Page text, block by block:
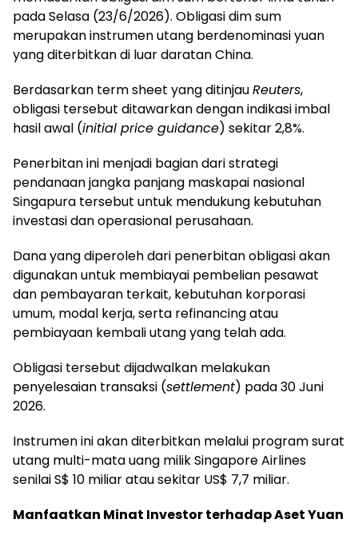
pada Selasa (23/6/2026). Obligasi dim sum
merupakan instrumen utang berdenominasi yuan
yang diterbitkan di luar daratan China.
Berdasarkan term sheet yang ditinjauReuters,
obligasi tersebut ditawarkan dengan indikasi imbal
hasil awal (initial price guidance) sekitar 2,8%.
Penerbitan ini menjadi bagian dari strategi
pendanaan jangka panjang maskapai nasional
Singapura tersebut untuk mendukung kebutuhan
investasi dan operasional perusahaan.
Dana yang diperoleh dari penerbitan obligasi akan
digunakan untuk membiayai pembelian pesawat
dan pembayaran terkait, kebutuhan korporasi
umum, modal kerja, serta refinancing atau
pembiayaan kembali utang yang telah ada.
Obligasi tersebut dijadwalkan melakukan
penyelesaian transaksi (settlement) pada 30 Juni
2026.
Instrumen ini akan diterbitkan melalui program surat
utang multi-mata uang milik Singapore Airlines
senilai S$ 10 miliar atau sekitar US$ 7,7 miliar.
Manfaatkan Minat Investor terhadap Aset Yuan